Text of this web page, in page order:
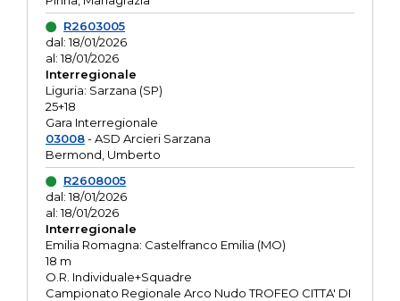
R2603005
dal: 18/01/2026
al: 18/01/2026
Interregionale
Liguria: Sarzana (SP)
25+18
Gara Interregionale
03008- ASD Arcieri Sarzana
Bermond, Umberto
R2608005
dal: 18/01/2026
al: 18/01/2026
Interregionale
Emilia Romagna: Castelfranco Emilia (MO)
18 m
O.R. Individuale+Squadre
Campionato Regionale Arco Nudo TROFEO CITTA' DI